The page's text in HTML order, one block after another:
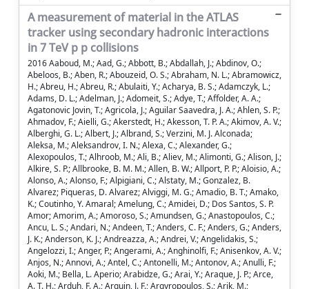
A measurement of material in the ATLAS
tracker using secondary hadronic interactions
in 7 TeV p p collisions
2016 Aaboud, M.; Aad, G.; Abbott, B.; Abdallah, J.; Abdinov, O.; Abeloos, B.; Aben, R.; Abouzeid, O. S.; Abraham, N. L.; Abramowicz, H.; Abreu, H.; Abreu, R.; Abulaiti, Y.; Acharya, B. S.; Adamczyk, L.; Adams, D. L.; Adelman, J.; Adomeit, S.; Adye, T.; Affolder, A. A.; Agatonovic Jovin, T.; Agricola, J.; Aguilar Saavedra, J. A.; Ahlen, S. P.; Ahmadov, F.; Aielli, G.; Akerstedt, H.; Akesson, T. P. A.; Akimov, A. V.; Alberghi, G. L.; Albert, J.; Albrand, S.; Verzini, M. J. Alconada; Aleksa, M.; Aleksandrov, I. N.; Alexa, C.; Alexander, G.; Alexopoulos, T.; Alhroob, M.; Ali, B.; Aliev, M.; Alimonti, G.; Alison, J.; Alkire, S. P.; Allbrooke, B. M. M.; Allen, B. W.; Allport, P. P.; Aloisio, A.; Alonso, A.; Alonso, F.; Alpigiani, C.; Alstaty, M.; Gonzalez, B. Alvarez; Piqueras, D. Alvarez; Alviggi, M. G.; Amadio, B. T.; Amako, K.; Coutinho, Y. Amaral; Amelung, C.; Amidei, D.; Dos Santos, S. P. Amor; Amorim, A.; Amoroso, S.; Amundsen, G.; Anastopoulos, C.; Ancu, L. S.; Andari, N.; Andeen, T.; Anders, C. F.; Anders, G.; Anders, J. K.; Anderson, K. J.; Andreazza, A.; Andrei, V.; Angelidakis, S.; Angelozzi, I.; Anger, P.; Angerami, A.; Anghinolfi, F.; Anisenkov, A. V.; Anjos, N.; Annovi, A.; Antel, C.; Antonelli, M.; Antonov, A.; Anulli, F.; Aoki, M.; Bella, L. Aperio; Arabidze, G.; Arai, Y.; Araque, J. P.; Arce, A. T. H.; Arduh, F. A.; Arguin, J. F.; Argyropoulos, S.; Arik, M.; Armbruster, A. J.; Armitage, L. J.; Arnaez, O.; Arnold, H.; Arratia, M.; Arslan, O.; Artamonov, A.; Artoni, G.; Artz, S.; Asai, S.; Asbah, N.; Ashkenazi, A.; Asman, B.; Asquith, L.; Assamagan, K.; Astalos, R.; Atkinson, M.; Atlay, N. B.; Augsten, K.; Avolio, G.; Axen, B.; Ayoub, M. K.; Azuelos, G.; Baak, M. A.; Baas, A. E.; Baca, M. J.; Bachacou, H.; Bachas, K.; Backes, M.; Backhaus, M.; Bagiacchi, P.; Bagnaia, Paolo; Bai, Y.; Baines, J. T.; Baker, O. K.; Baldin, E. M.; Balek, P.; Balestri, T.; Balli, F.; Balunas, W. K.; Banas, E.; Banerjee, S. w.; Bannoura, A. A. E.; Barak, L.; Barberio, E. L.; Barberis, D.; Barbero, M.; Barillari, T.; Barisits, M. S; Barklow, T.; Barlow, N.; Barnes, S. L.; Barnett, B. M.; Barnett, R. M.; Barnovska, Z.; Baroncelli, A.; Barone, G.; Barr, A. J.; Navarro, L. Barranco; Barreiro, F.; Da Costa, J. Barreiro Guimaraes; Bartoldus, R.; Barton, A. E.; Bartos, P.; Basalaev, A.; Bassalat, A.; Bates, R. L.; Batista, S. J.; Batley, J. R.; Battaglia, M.; Bauce, Matteo; Bauer, F.; Bawa, H. S.; Beacham, J. B.; Beattie, M. D.; Beau, T.; Beauchemin, P. H.; Bechtle, P.; Beck, H. P.; Becker, K.; Becker, M.; Beckingham, M.; Becot, C.; Beddall, A. J.; Beddall, A.; Bednyakov, V. A.; Bedognetti, M.; Bee, C. P.; Beemster, L. J.; Beermann, T. A.; Begel, M.; Behr, J. K.; Belanger Champagne, C.; Bell, A. S.; Bella, G.; Bellagamba, L.; Bellerive, A.; Bellomo, M.; Belotskiy, K.; Beltramello, O.; Belyaev, N. L.; Benary, O.; Benchekroun, D.; Bender, M.; Bendtz, K.; Benekos, N.; Benhammou, Y.; Noccioli, E. Benhar; Benitez, J.; Benjamin, D. P.; Bensinger, J. R.; Bentvelsen, S.; Beresford, L.; Beretta, M.; Berge, D.; Kuutmann, E. Bergeaas; Berger, N.; Beringer, J.; Berlendis, S.; Bernard, N. R.; Bernius, C.; Bernlochner, F. U.; Berry, T.; Berta, P.; Bertella, C.; Bertoli, G.; Bertolucci, F.; Bertram, I. A.; Bertsche, C.; Bertsche, D.; Besjes, G. J.; Bylund, O. Bessidskaia; Bessner, M.; Besson, N.; Betancourt, C.; Bethani, A.; Bethke, S.; Bevan, A. J.; Bianchi, R. M.; Bianchini, L.; Bianco, M.; Biebel, O.; Biedermann, D.; Bielski, R.; Biesuz, N. V.; Biglietti, M.; De Mendizabal, J. Bilbao; Billoud, T. R. V.; Bilokon, H.; Bindi, M.; Binet, S.; Bingul, A.; Bini, Cesare; Biondi, S.; Bisanz, T.; Bjergaard, D. M.; Black, C. W.; Black, J. E.; Black, K. M.; Blackburn, D.; Blair, R. E.; Blanchard, J. B.; Blazek, T.; Bloch, I.; Blocker, C.; Blum, W.; Blumenschein, U.; Blunier, S.; Bobbink, G. J.; Bobrovnikov, V. S.; Bocchetta, S. S.; Bocci, A.; Bock, C.; Boehler, M.; Boerner, D.; Bogaerts, J. A.; Bogavac, D.; Bogdanchikov, A. G.; Bohm, C.; Boisvert, V.; Bokan, P.; Bold, T.; Boldyrev, A. S.; Bomben, M.; Bona, M.; Boonekamp, M.; Borisov, A.; Borissov, G.; Bortfeldt, J.; Bortoletto, D.; Bortolotto, V.; Bos, K.; Boscherini, D.; Bosman, M.; Sola, J. D. Bossio; Boudreau, J.; Bouffard, J.; Bouhova Thacker, E. V.; Boumediene, D.; Bourdarios, C.; Boutle, S. K.; Boveia, A.; Boyd, J.; Boyko, I. R.; Bracinik, J.; Brandt, A.; Brandt, G.; Brandt, O.; Bratzler, U.; Brau, B.; Brau, J. E.; Braun, H. M.; Madden, W. D. Breaden; Brendlinger, K.; Brennan, A. J.; Brenner, L.; Brenner, R.; Bressler, S.; Bristow, T. M.; Britton, D.; Britzger, D.; Brochu, F. M.; Brock, I.; Brock, R.; Brooijmans, G.; Brooks, T.; Brooks, W. K.; Brosamer, J.; Brost, E.; Broughton, J. H.; de Renstrom, P. A. Bruckman; Bruncko, D.; Bruneliere, R.; Bruni, A.; Bruni, G.; Bruni, L. S.; Brunt, Bh; Bruschi, M.; Bruscino, N.; Bryant, P.; Bryngemark, L.; Buanes, T.; Buat, Q.; Buchholz, P.; Buckley, A. G.; Budagov, I. A.; Buehrer, F.; Bugge, M. K.; Bulekov, O.; Bullock, D.; Burckhart, H.; Burdin, S.; Burgard, C. D.; Burghgrave, B.; Burka, K.; Burke, S.; Burmeister, I.; Burr, J. T. P.; Busato, E.; Buscher, D.; Buscher, V.; Bussey, P.; Butler, J. M.; Buttar, C. M.; Butterworth, J. M.; Butti, P.; Buttinger, W.; Buzatu, A.; Buzykaev, A. R.; Urban, S. Cabrera; Caforio, D.; Cairo, V. M.; Cakir, O.; Calace, N.; Calafiura, P.; Calandri, A.; Calderini, G.; Calfayan, P.; Callea, G.; Caloba, L. P.; Lopez, S. Calvente; Calvet, D.; Calvet, S.; Calvet, T. P.; Toro, R. Camacho; Camarda, S.; Camarri, P.; Cameron, D.; Armadans, R. Caminal; Camincher, C.; Campana, S.; Campanelli, M.; Camplani, A.; Campoverde, A.; Canale, V.; Canepa, A.; Bret, M. Cano; Cantero, J.; Cantrill, R.; Cao, T.; Garrido, M. D. M. Capeans; Caprini, I.; Caprini, M.; Capua, M.; Caputo, R.; Carbone, R. M.; Cardarelli, R.; Cardillo, F.; Carli, I.; Carli, T.; Carlino, G.; Carminati, L.; Caron, S.; Carquin, E.; Carrillo Montoya, G. D.; Carter, J. R.; Carvalho, J.; Casadei, D.; Casado, M. P.; Casolino, M.; Casper, D. W.; Castaneda Miranda, E.; Castelijn, R.; Castelli, A.; Gimenez, V. Castillo; Castro, N. F.; Catinaccio, A.; Catmore, J. R.; Cattai, A.; Caudron, J.; Cavaliere, V.; Cavallaro, E.; Cavalli, D.; Cavalli Sforza, M.; Cavasinni, V.; Ceradini, F.; Alberich, L. Cerda; Cerio, B. C.; Cerqueira, A. S.; Cerri, A.; Cerrito, L.; Cerutti, F.; Cerv, M.; Cervelli, A.; Cetin, S. A.; Chafaq, A.; Chakraborty, D.; Chan, S. K.; Chan, Y. L.; Chang, P.; Chapman, J. D.; Charlton, D. G.; Chatterjee, A.; Chau, C. C.; Barajas, C. A. Chavez; Che, S.; Cheatham, S.; Chegwidden, A.; Chekanov, S.; Chekulaev, S. V.; Chelkov, G. A.; Chelstowska, M. A.; Chen, C.; Chen, H.; Chen, K.; Chen, S.; Chen, S.; Chen, X.; Chen, Y.; Cheng, H. C.; Cheng, H. J.; Cheng, Y.; Cheplakov, A.; Cheremushkina, E.; El Moursli, R. Cherkaoui; Chernyatin, V.; Cheu, E.; Chevalier, L.; Chiarella, V.; Chiarelli, G.; Chiodini, G.; Chisholm, A. S.; Chitan, A.; Chizhov, M. V.; Choi, K.; Chomont, A. R.; Chouridou, S.; Chow, B. K. B.; Christodoulou, V.; Chromek Burckhart, D.; Chudoba, J.; Chuinard, A. J.; Chwastowski, J. J.; Chytka, L.; Ciapetti, G.; Ciftci, A. K.; Cinca, D.; Cindro, V.; Cioara, I. A.; Ciocca, C.; Ciocio, A.; Cirotto, F.; Citron, Z. H.; Citterio, M.; Ciubancan, M.; Clark, A.; Clark, B. L.; Clark, M. R.; Clark, P. J.; Clarke, R. N.; Clement, C.; Coadou, Y.; Cobal, M.; Coccaro, A.; Cochran, J.; Colasurdo, L.; Cole, B.; Colijn, A. P.; Collot, J.; Colombo, T.; Compostella, G.; Muino, P. Conde; Coniavitis, E.; Connell, S. H.; Connelly, I. A.; Consorti, V.; Constantinescu, S.; Conti, G.; Conventi, F.; Cooke, M.; Cooper, B. D.; Cooper Sarkar, A. M.; Cormier, K. J. R.; Cornelissen, T.; Corradi, M.; Corriveau, F.; Corso Radu, A.; Cortes Gonzalez, A.; Cortiana, G.; Costa, G.; Costa, M. J.; Costanzo, D.; Cottin, G.; Cowan, G.; Cox, B. E.; Cranmer, K.; Crawley, S. J.; Cree, G.; Crepe Renaudin, S.; Crescioli, F.; Cribbs, W. A.; Ortuzar, M. Crispin; Cristinziani, M.; Croft, V.; Crosetti, G.; Cueto, A.; Donszelmann, T. Cuhadar; Cummings, J.; Curatolo, M.; Cuth, J.; Czirr, H.; Czodrowski, P.; D'Amen, G.; D'Auria, S.; D'Onofrio, M.; De Sousa, M. J. Da Cunha Sargedas; Da Via, C.; Dabrowski, W.; Dado, T.; Dai, T.; Dale, O.; Dallaire, F.; Dallapiccola, C.; Dam, M.; Dandoy, J. R.; Dang, N. P.; Daniells, A. C.; Dann, N. S.; Danninger, M.; Hoffmann, M. Dano; Dao, V.; Darbo, G.; Darmora, S.; Dassoulas, J.; Dattagupta, A.; Davey, W.; David, C.; Davidek, T.; Davies, M.; Davison, P.; Dawe, E.; Dawson, I.; Daya Ishmukhametova, R. K.; De, K.; de Asmundisa, R.; De Benedetti, A.; De Castro, S.; DE CECCO, Sandro; De Groot, N.; de Jong, P.; De la Torre, H.; De Lorenzi, F.; De Maria, A.; De Pedis, D.; De Salvo, A.; De Sanctis, U.; De Santo, A.; De Regie, J. B. De Vivie; Dearnaley, W. J.; Debbe, R.; Debenedetti, C.; Dedovich, D. V.; Dehghanian, N.; Deigaard, I.; Del Gaudio, M.; Del Peso, J.; Del Prete, T.; Delgove, D.; Deliot, F.; Delitzsch, C. M.; Dell'Acqua, A.; Dell'Asta, L.; Dell'Orso, M.; Della Pietra, M.; della Volpe, D.; Delmastro, M.; Delsart, P. A.; Demarco, D. A.; Demers, S.; Demichev, M.; Demilly, A.; Denisov, S. P.; Denysiuk, D.; Derendarz, D.; Derkaouid, J. E.; Derue, F.; Dervan, P.; Desch, K.; Deterre, C.; Dette, K.; Deviveiros, P. O.; Dewhurst, A.; Dhaliwal, S.; Di Ciaccio, A.; Di Ciaccio, L.; Di Clemente, W. K.; Di Donato, C.; Di Girolamo, A.; Di Girolamo, B.; Di Micco, B.; Di Nardo, R.; Di Simone, A.; Di Sipio, R.; Di Valentino, D.; Diaconu, C.; Diamond, M.; Dias, F. A.; Diaz, M. A.; Diehl, E. B.; Dietrich, J.; Diglio, S.; Dimitrievska, A.; Dingfelder, J.; Dita, P.; Dita, S.; Dittus, F.; Djama, F.; Djobava, T.; Djuvsland, J. I.; do Vale, M. A. B.; Dobos, D.; Dobre, M.; Doglioni, C.; Dolejsi, J.; Dolezal, Z.; Donadelli, M.; Donati, S.; Dondero, P.; Donini, J.; Dopke, J.; Doria, A.; Dova, M. T.; Doyle, A. T.; Drechsler, E.; Dris, M.; Du, Y.; Duarte Campderros, J.; Duchovni, E.; Duckeck, G.; Ducu, O. A.; Duda, D.; Dudarev, A.; Dudder, A. C. h. r.; Duffield, E. M.; Duflot, L.; Duhrssen, M.; Dumancic, M.; Dunford, M.; Yil